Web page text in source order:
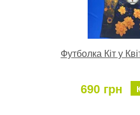
Футболка Кіт у
690 грн